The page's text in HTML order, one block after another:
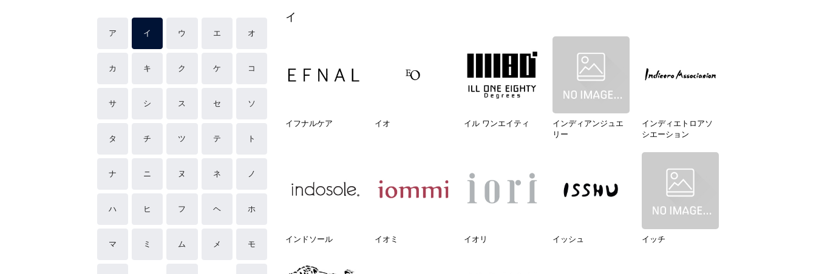
ア イ ウ エ オ
カ キ ク ケ コ
サ シ ス セ ソ
タ チ ツ テ ト
ナ ニ ヌ ネ ノ
ハ ヒ フ ヘ ホ
マ ミ ム メ モ
イ
イフナルケア イオ イル ワンエイティ
インディアンジュエ
リー
インディエトロアソ
シエーション
インドソール イオミ イオリ イッシュ イッチ